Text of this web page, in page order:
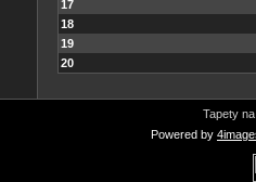
17
18
19
20
Tapety
Powered by